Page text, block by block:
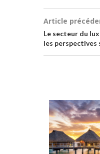
Article
Le secteur du
les